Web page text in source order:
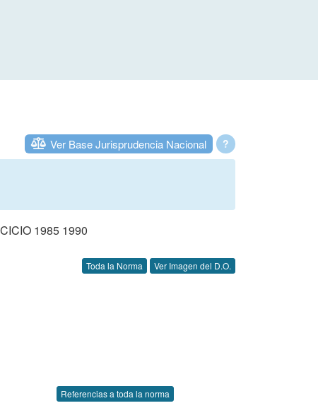
?
Ver Base Jurisprudencia Nacional
1985 1990
Toda la Norma Ver Imagen del D.O.
Referencias a toda la norma